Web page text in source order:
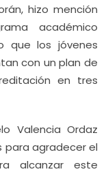
hizo mención
académico
que los jóvenes
con un plan de
en tres
Valencia Ordaz
para agradecer el
alcanzar este